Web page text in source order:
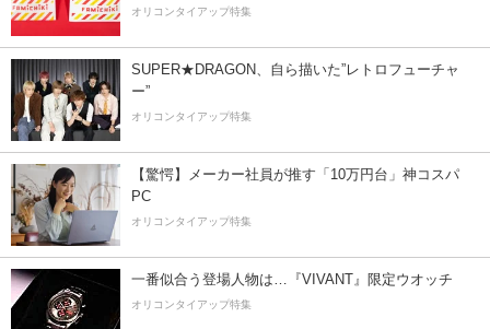
オリコンタイアップ特集
SUPER★DRAGON、自ら描いた”レトロフューチャ
ー”
オリコンタイアップ特集
【驚愕】メーカー社員が推す「10万円台」神コスパ
PC
オリコンタイアップ特集
一番似合う登場人物は…『VIVANT』限定ウオッチ
オリコンタイアップ特集